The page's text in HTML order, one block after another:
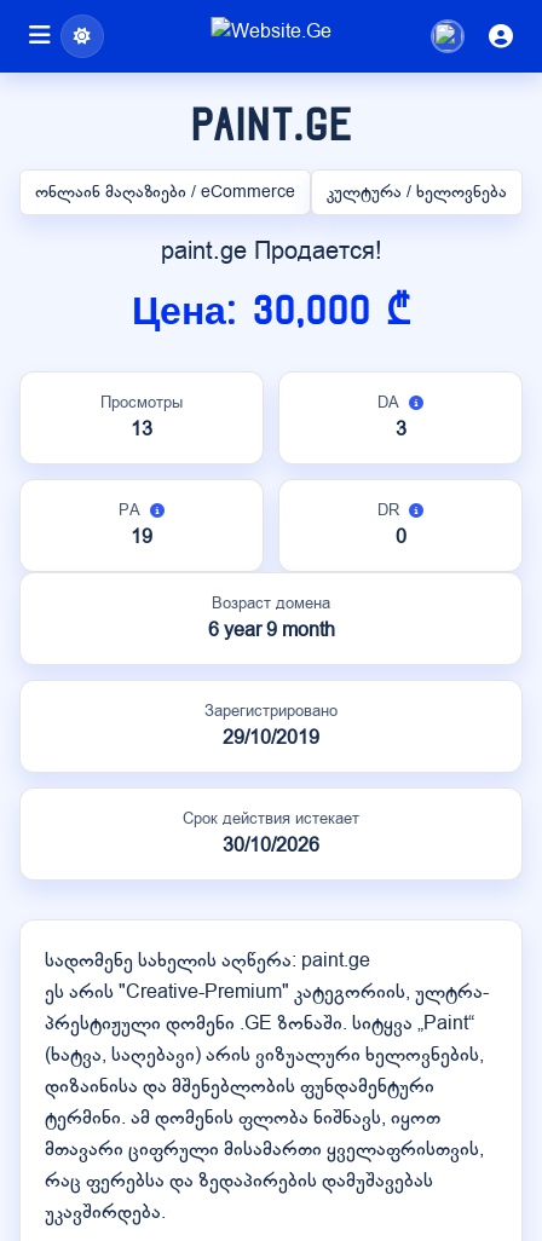
paint.ge
ონლაინ მაღაზიები / eCommerce კულტურა / ხელოვნება
paint.ge Продается!
Цена: 30,000 ₾
Просмотры
13
DA
3
PA
19
DR
0
Возраст домена
6 year 9 month
Зарегистрировано
29/10/2019
Срок действия истекает
30/10/2026
სადომენე სახელის აღწერა: paint.ge
ეს არის "Creative-Premium" კატეგორიის, ულტრა-
პრესტიჟული დომენი .GE ზონაში. სიტყვა „Paint“
(ხატვა, საღებავი) არის ვიზუალური ხელოვნების,
დიზაინისა და მშენებლობის ფუნდამენტური
ტერმინი. ამ დომენის ფლობა ნიშნავს, იყოთ
მთავარი ციფრული მისამართი ყველაფრისთვის,
რაც ფერებსა და ზედაპირების დამუშავებას
უკავშირდება.